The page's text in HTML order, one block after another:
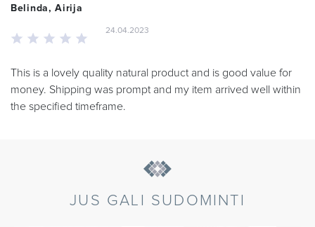
Belinda, Airija
24.04.2023
This is a lovely quality natural product and is good value for
money. Shipping was prompt and my item arrived well within
the specified timeframe.
JUS GALI SUDOMINTI